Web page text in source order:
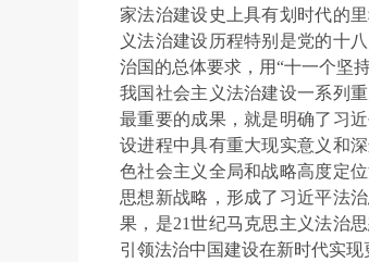
家法治建设史上具有划时代的
义法治建设历程特别是党的十
治国的总体要求，用“十一个坚
我国社会主义法治建设一系列
最重要的成果，就是明确了习
设进程中具有重大现实意义和
色社会主义全局和战略高度定
思想新战略，形成了习近平法
果，是21世纪马克思主义法治
引领法治中国建设在新时代实现